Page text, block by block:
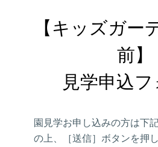
【キッズガー
前】
見学申込
園見学お申し込みの方は下
の上、［送信］ボタンを押